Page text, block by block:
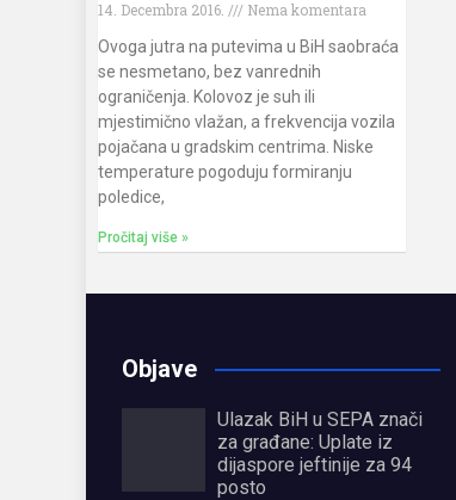
14. Decembra 2016.
Nema komentara
Ovoga jutra na putevima u BiH saobraća
se nesmetano, bez vanrednih
ograničenja. Kolovoz je suh ili
mjestimično vlažan, a frekvencija vozila
pojačana u gradskim centrima. Niske
temperature pogoduju formiranju
poledice,
Pročitaj više »
Objave
Ulazak BiH u SEPA znači
za građane: Uplate iz
dijaspore jeftinije za 94
posto